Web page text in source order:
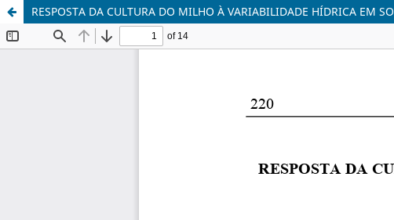
RESPOSTA DA CULTURA DO MILHO À VARIABILIDADE HÍDRICA EM